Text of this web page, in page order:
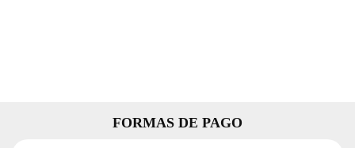
FORMAS DE PAGO